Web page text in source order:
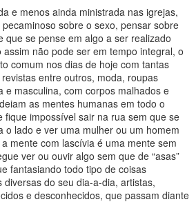
e menos ainda ministrada nas igrejas,
sobre o sexo, pensar sobre
que se pense em algo a ser realizado
não pode ser em tempo integral, o
comum nos dias de hoje com tantas
entre outros, moda, roupas
e masculina, com corpos malhados e
as mentes humanas em todo o
fique impossível sair na rua sem que se
o lado e ver uma mulher ou um homem
mente com lascívia é uma mente sem
ver ou ouvir algo sem que de “asas”
fantasiando todo tipo de coisas
do seu dia-a-dia, artistas,
e desconhecidos, que passam diante